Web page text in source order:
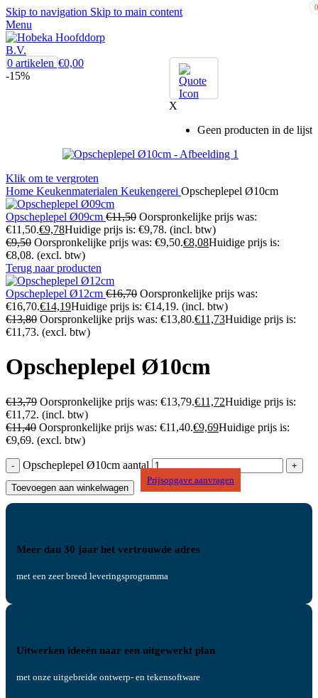
Skip to navigation Skip to main content
Menu
0
X
Geen producten in de lijst
0 artikelen €0,00
-15%
Klik om te vergroten
Home Keukenmaterialen Keukengerei Opscheplepel Ø10cm
Opscheplepel Ø09cm €11,50 Oorspronkelijke prijs was:
€11,50.€9,78Huidige prijs is: €9,78. (incl. btw)
€9,50 Oorspronkelijke prijs was: €9,50.€8,08Huidige prijs is:
€8,08. (excl. btw)
Terug naar producten
Opscheplepel Ø12cm €16,70 Oorspronkelijke prijs was:
€16,70.€14,19Huidige prijs is: €14,19. (incl. btw)
€13,80 Oorspronkelijke prijs was: €13,80.€11,73Huidige prijs is:
€11,73. (excl. btw)
Opscheplepel Ø10cm
€13,79 Oorspronkelijke prijs was: €13,79.€11,72Huidige prijs is:
€11,72. (incl. btw)
€11,40 Oorspronkelijke prijs was: €11,40.€9,69Huidige prijs is:
€9,69. (excl. btw)
Opscheplepel Ø10cm aantal
Toevoegen aan winkelwagen
Prijsopgave aanvragen
Meer dan 30 jaar het vertrouwde adres
met een zeer breed leveringsprogramma
Uitwerken ideeën naar een uitgewerkt plan
met onze uitgebreide ontwerp- en tekensoftware